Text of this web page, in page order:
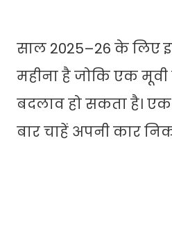
साल 2025–26 के लिए
महीना है जोकि एक
बदलाव हो सकता है।
बार चाहें अपनी कार